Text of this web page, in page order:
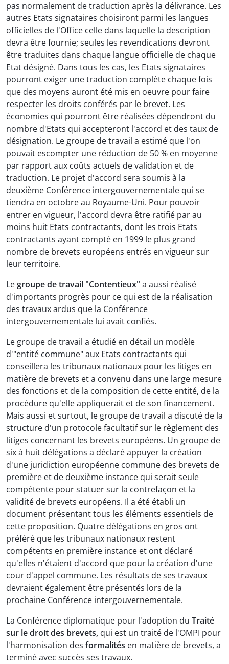
pas normalement de traduction après la délivrance. Les
autres Etats signataires choisiront parmi les langues
officielles de l'Office celle dans laquelle la description
devra être fournie; seules les revendications devront
être traduites dans chaque langue officielle de chaque
Etat désigné. Dans tous les cas, les Etats signataires
pourront exiger une traduction complète chaque fois
que des moyens auront été mis en oeuvre pour faire
respecter les droits conférés par le brevet. Les
économies qui pourront être réalisées dépendront du
nombre d'Etats qui accepteront l'accord et des taux de
désignation. Le groupe de travail a estimé que l'on
pouvait escompter une réduction de 50 % en moyenne
par rapport aux coûts actuels de validation et de
traduction. Le projet d'accord sera soumis à la
deuxième Conférence intergouvernementale qui se
tiendra en octobre au Royaume-Uni. Pour pouvoir
entrer en vigueur, l'accord devra être ratifié par au
moins huit Etats contractants, dont les trois Etats
contractants ayant compté en 1999 le plus grand
nombre de brevets européens entrés en vigueur sur
leur territoire.
Legroupe de travail "Contentieux" a aussi réalisé
d'importants progrès pour ce qui est de la réalisation
des travaux ardus que la Conférence
intergouvernementale lui avait confiés.
Le groupe de travail a étudié en détail un modèle
d'"entité commune" aux Etats contractants qui
conseillera les tribunaux nationaux pour les litiges en
matière de brevets et a convenu dans une large mesure
des fonctions et de la composition de cette entité, de la
procédure qu'elle appliquerait et de son financement.
Mais aussi et surtout, le groupe de travail a discuté de la
structure d'un protocole facultatif sur le règlement des
litiges concernant les brevets européens. Un groupe de
six à huit délégations a déclaré appuyer la création
d'une juridiction européenne commune des brevets de
première et de deuxième instance qui serait seule
compétente pour statuer sur la contrefaçon et la
validité de brevets européens. Il a été établi un
document présentant tous les éléments essentiels de
cette proposition. Quatre délégations en gros ont
préféré que les tribunaux nationaux restent
compétents en première instance et ont déclaré
qu'elles n'étaient d'accord que pour la création d'une
cour d'appel commune. Les résultats de ses travaux
devraient également être présentés lors de la
prochaine Conférence intergouvernementale.
La Conférence diplomatique pour l'adoption du Traité
sur le droit des brevets, qui est un traité de l'OMPI pour
l'harmonisation des formalités en matière de brevets, a
terminé avec succès ses travaux.